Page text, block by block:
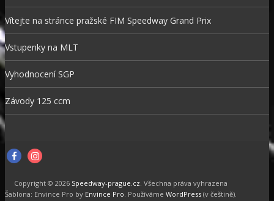
Vítejte na stránce pražské FIM Speedway Grand Prix
Vstupenky na MLT
Vyhodnocení SGP
Závody 125 ccm
F
c
I
s
Copyright © 2026 Speedway-prague.cz . Všechna práva vyhrazena
Šablona: Envince Pro by Envince Pro . Používáme WordPress (v češtině).